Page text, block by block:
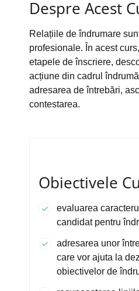
Despre Acest
Relațiile de îndrumare
profesionale. În acest
etapele de înscriere,
acțiune din cadrul
adresarea de întrebări,
contestarea.
Obiectivele
evaluarea
candidat pentru
adresarea unor
care vor ajuta la
obiectivelor de